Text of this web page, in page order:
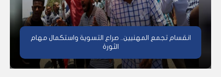
انقسام تجمع المهنيين.. صراع التسوية واستكمال مهام
الثورة